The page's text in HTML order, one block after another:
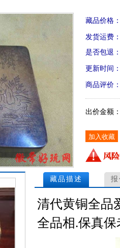
藏品价格
发货运费
是否包退
更新时间
商品评价
出价金额
藏品描述
清代黄铜全品
全品相.保真保